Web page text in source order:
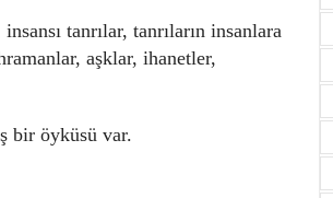
tanrılar, tanrıların insanlara
aşklar, ihanetler,
bir öyküsü var.